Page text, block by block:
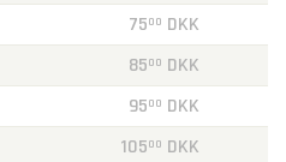
7500 DKK
8500 DKK
9500 DKK
10500 DKK